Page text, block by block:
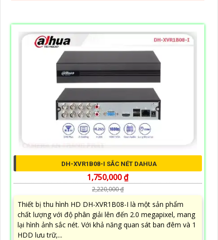
DH-XVR1B08-I SẮC NÉT DAHUA
1,750,000 ₫
2,220,000 ₫
Thiết bị thu hình HD DH-XVR1B08-I là một sản phẩm
chất lượng với độ phân giải lên đến 2.0 megapixel, mang
lại hình ảnh sắc nét. Với khả năng quan sát ban đêm và 1
HDD lưu trữ,...